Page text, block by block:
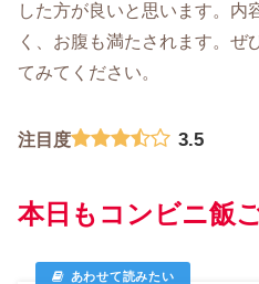
した方が良いと思います。内
く、お腹も満たされます。ぜ
てみてください。
注目度 3.5
本日もコンビニ飯